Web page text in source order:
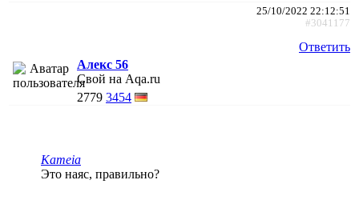
25/10/2022 22:12:51
#3041177
Ответить
Алекс 56
Свой на Aqa.ru
2779 3454
Kameia
Это наяс, правильно?